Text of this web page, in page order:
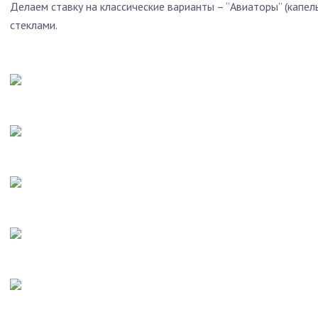
Делаем ставку на классические варианты – “Авиаторы”
стеклами.